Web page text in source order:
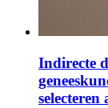
Indirecte